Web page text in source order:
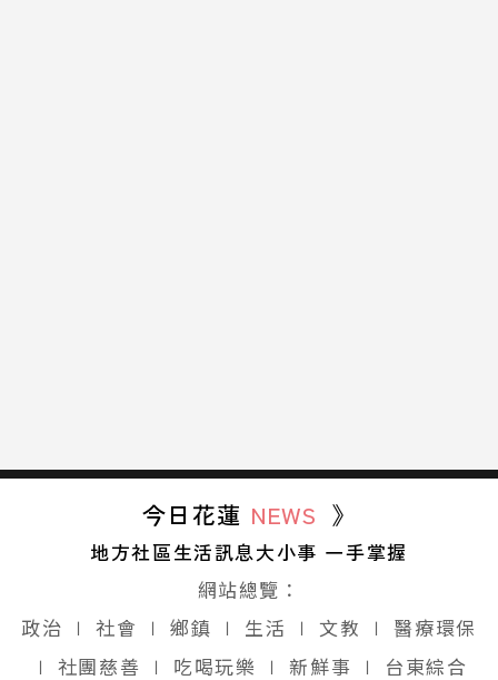
今日花蓮 NEWS 》
地方社區生活訊息大小事 一手掌握
網站總覽：
政治 ∣ 社會 ∣ 鄉鎮 ∣ 生活 ∣ 文教 ∣
醫療環保
∣ 社團慈善 ∣ 吃喝玩樂 ∣ 新鮮事 ∣ 台東綜合